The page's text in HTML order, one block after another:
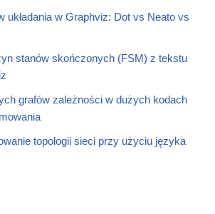
układania w Graphviz: Dot vs Neato vs
stanów skończonych (FSM) z tekstu
grafów zależności w dużych kodach
topologii sieci przy użyciu języka